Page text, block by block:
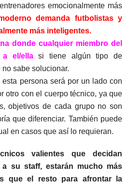
emocionalmente más
demanda futbolistas y
más inteligentes.
donde cualquier miembro del
el/ella si tiene algún tipo de
sabe solucionar.
persona será por un lado con
otro con el cuerpo técnico, ya que
objetivos de cada grupo no son
que diferenciar. También puede
en casos que así lo requieran.
valientes que decidan
su staff, estarán mucho más
que el resto para afrontar la